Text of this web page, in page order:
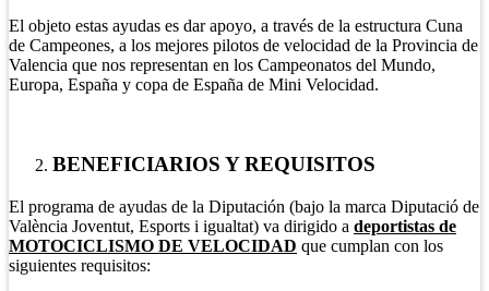
El objeto estas ayudas es dar apoyo, a través de la estructura Cuna
de Campeones, a los mejores pilotos de velocidad de la Provincia de
Valencia que nos representan en los Campeonatos del Mundo,
Europa, España y copa de España de Mini Velocidad.
BENEFICIARIOS Y REQUISITOS
El programa de ayudas de la Diputación (bajo la marca Diputació de
València Joventut, Esports i igualtat) va dirigido a deportistas de
MOTOCICLISMO DE VELOCIDAD que cumplan con los
siguientes requisitos: